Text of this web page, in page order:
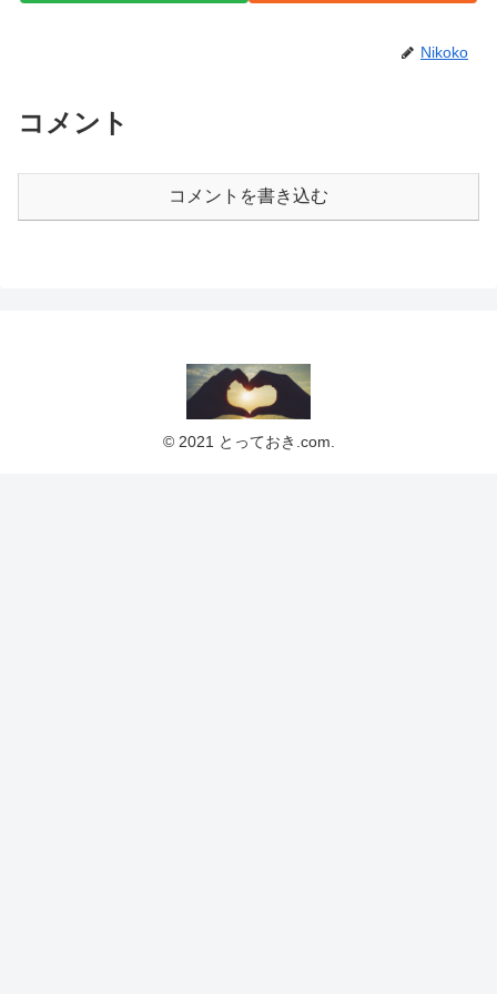
Nikoko
コメント
コメントを書き込む
© 2021 とっておき.com.